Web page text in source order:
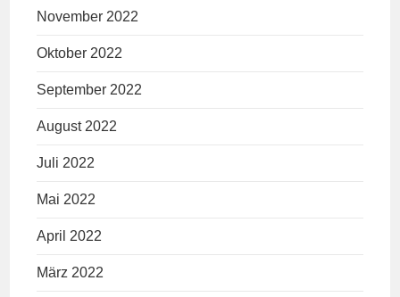
November 2022
Oktober 2022
September 2022
August 2022
Juli 2022
Mai 2022
April 2022
März 2022